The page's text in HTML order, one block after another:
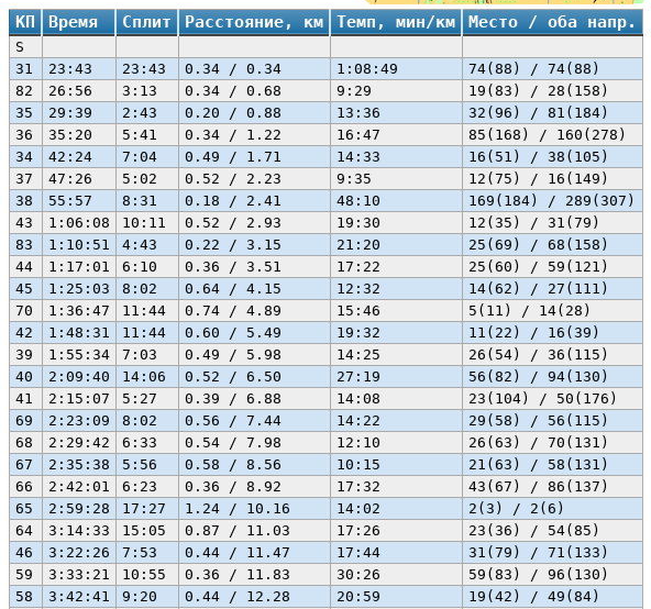
КП Время Сплит Расстояние, км Темп, мин/км Место / оба напр.
S
31
23:43 23:43 0.34 / 0.34 1:08:49
74(88) / 74(88)
82
26:56 3:13 0.34 / 0.68 9:29
19(83) / 28(158)
35
29:39 2:43 0.20 / 0.88 13:36
32(96) / 81(184)
36
35:20 5:41 0.34 / 1.22 16:47
85(168) / 160(278)
34
42:24 7:04 0.49 / 1.71 14:33
16(51) / 38(105)
37
47:26 5:02 0.52 / 2.23 9:35
12(75) / 16(149)
38
55:57 8:31 0.18 / 2.41 48:10
169(184) / 289(307)
43
1:06:08 10:11 0.52 / 2.93 19:30
12(35) / 31(79)
83
1:10:51 4:43 0.22 / 3.15 21:20
25(69) / 68(158)
44
1:17:01 6:10 0.36 / 3.51 17:22
25(60) / 59(121)
45
1:25:03 8:02 0.64 / 4.15 12:32
14(62) / 27(111)
70
1:36:47 11:44 0.74 / 4.89 15:46
5(11) / 14(28)
42
1:48:31 11:44 0.60 / 5.49 19:32
11(22) / 16(39)
39
1:55:34 7:03 0.49 / 5.98 14:25
26(54) / 36(115)
40
2:09:40 14:06 0.52 / 6.50 27:19
56(82) / 94(130)
41
2:15:07 5:27 0.39 / 6.88 14:08
23(104) / 50(176)
69
2:23:09 8:02 0.56 / 7.44 14:22
29(58) / 56(115)
68
2:29:42 6:33 0.54 / 7.98 12:10
26(63) / 70(131)
67
2:35:38 5:56 0.58 / 8.56 10:15
21(63) / 58(131)
66
2:42:01 6:23 0.36 / 8.92 17:32
43(67) / 86(137)
65
2:59:28 17:27 1.24 / 10.16 14:02
2(3) / 2(6)
64
3:14:33 15:05 0.87 / 11.03 17:26
23(36) / 54(85)
46
3:22:26 7:53 0.44 / 11.47 17:44
31(79) / 71(133)
59
3:33:21 10:55 0.36 / 11.83 30:26
59(83) / 96(130)
58
3:42:41 9:20 0.44 / 12.28 20:59 19(42) / 49(84)